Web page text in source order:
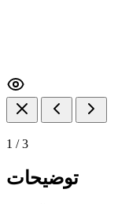
1 /3
توضیحات